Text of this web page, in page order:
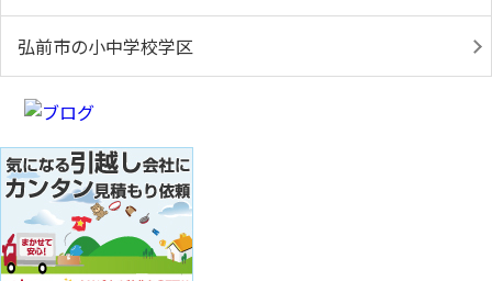
弘前市の小中学校学区